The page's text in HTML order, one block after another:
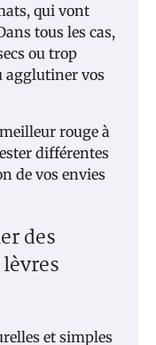
qui vont
tous les cas,
ou trop
agglutiner vos
rouge à
différentes
de vos envies
des
et simples